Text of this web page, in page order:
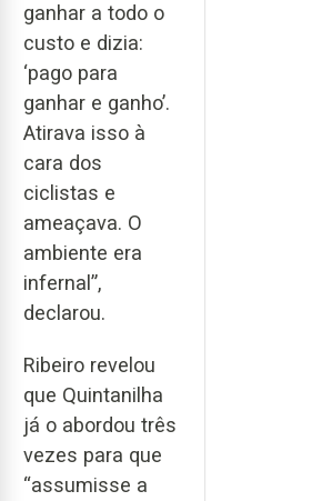
ganhar a todo o
custo e dizia:
‘pago para
ganhar e ganho’.
Atirava isso à
cara dos
ciclistas e
ameaçava. O
ambiente era
infernal”,
declarou.
Ribeiro revelou
que Quintanilha
já o abordou três
vezes para que
“assumisse a